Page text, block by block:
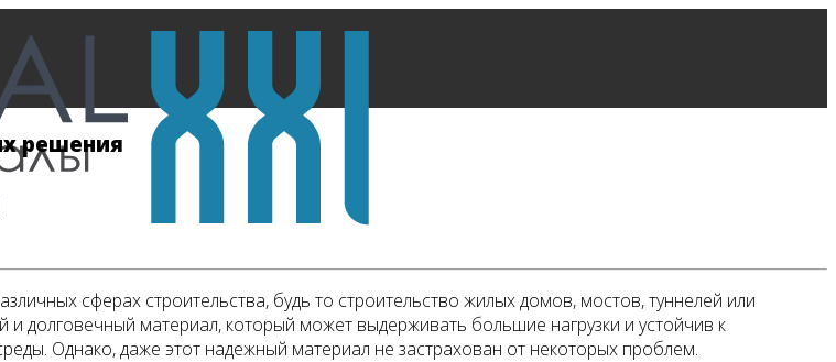
решения
сферах строительства, будь то строительство жилых домов, мостов, туннелей или
долговечный материал, который может выдерживать большие нагрузки и устойчив к
Однако, даже этот надежный материал не застрахован от некоторых проблем.